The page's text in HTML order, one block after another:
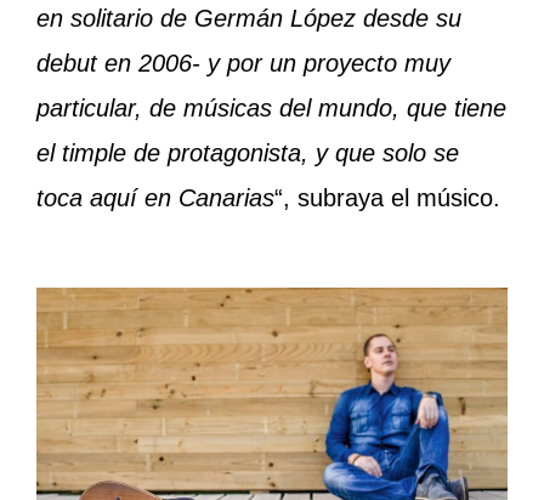
en solitario de Germán López desde su
debut en 2006- y por un proyecto muy
particular, de músicas del mundo, que tiene
el timple de protagonista, y que solo se
toca aquí en Canarias“, subraya el músico.